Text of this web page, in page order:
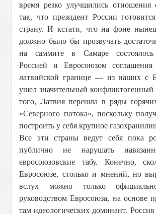
время резко улучшились отношения
так, что президент России
страну. И кстати, что на фоне
должно было бы прозвучать
на саммите в Самаре состоялось
Россией и Евросоюзом соглашения
латвийской границе — из наших с
ушел значительный
того, Латвия перешла в ряды
«Северного потока», поскольку
построить у себя крупное
Все эти страны ведут себя пока
публично не нарушать
евросоюзовские табу. Конечно,
Евросоюзе, столько и мнений, но
вслух можно только
руководством Евросоюза, на основе
там идеологических доминант. Россия